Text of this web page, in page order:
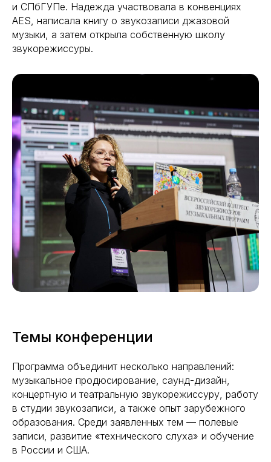
и СПбГУПе. Надежда участвовала в конвенциях
AES, написала книгу о звукозаписи джазовой
музыки, а затем открыла собственную школу
звукорежиссуры.
Темы конференции
Программа объединит несколько направлений:
музыкальное продюсирование, саунд-дизайн,
концертную и театральную звукорежиссуру, работу
в студии звукозаписи, а также опыт зарубежного
образования. Среди заявленных тем — полевые
записи, развитие «технического слуха» и обучение
в России и США.